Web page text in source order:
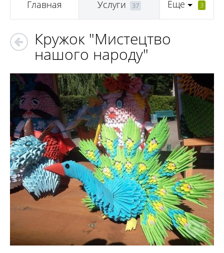
Главная Услуги 37 Еще 3
Кружок "Мистецтво
нашого народу"